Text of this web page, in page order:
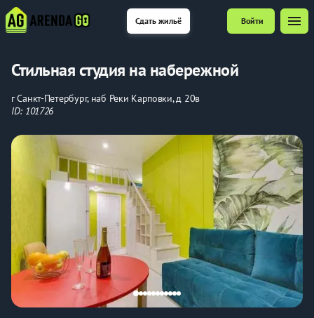
Сдать жильё Войти menu
Стильная студия на набережной
г Санкт-Петербург, наб Реки Карповки, д 20в
ID: 101726